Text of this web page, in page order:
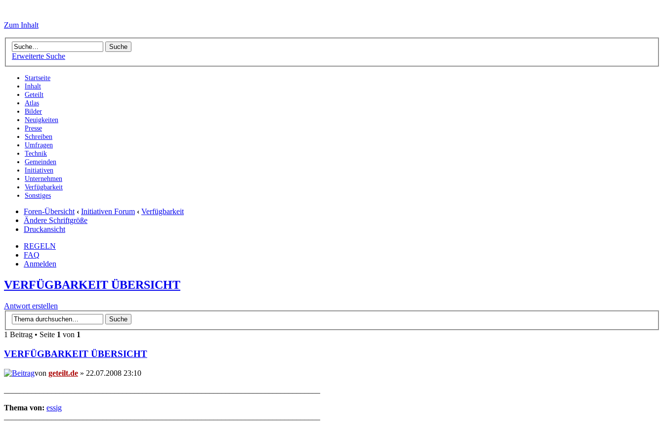
Zum Inhalt
Erweiterte Suche
Startseite
Inhalt
Geteilt
Atlas
Bilder
Neuigkeiten
Presse
Schreiben
Umfragen
Technik
Gemeinden
Initiativen
Unternehmen
Verfügbarkeit
Sonstiges
Foren-Übersicht ‹ Initiativen Forum ‹ Verfügbarkeit
Ändere Schriftgröße
Druckansicht
REGELN
FAQ
Anmelden
VERFÜGBARKEIT ÜBERSICHT
Antwort erstellen
1 Beitrag • Seite 1 von 1
VERFÜGBARKEIT ÜBERSICHT
von geteilt.de » 22.07.2008 23:10
Thema von: essig